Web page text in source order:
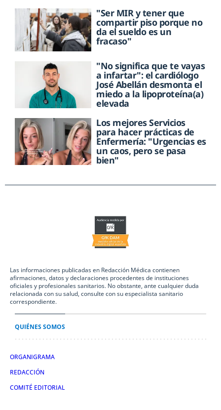
"Ser MIR y tener que
compartir piso porque no
da el sueldo es un
fracaso"
"No significa que te vayas
a infartar": el cardiólogo
José Abellán desmonta el
miedo a la lipoproteína(a)
elevada
Los mejores Servicios
para hacer prácticas de
Enfermería: "Urgencias es
un caos, pero se pasa
bien"
Las informaciones publicadas en Redacción Médica contienen
afirmaciones, datos y declaraciones procedentes de instituciones
oficiales y profesionales sanitarios. No obstante, ante cualquier duda
relacionada con su salud, consulte con su especialista sanitario
correspondiente.
QUIÉNES SOMOS
ORGANIGRAMA
REDACCIÓN
COMITÉ EDITORIAL